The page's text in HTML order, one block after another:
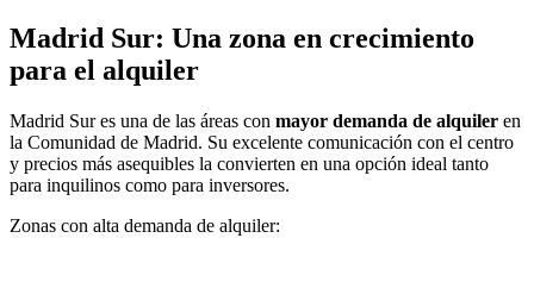
Madrid Sur: Una zona en crecimiento
para el alquiler
Madrid Sur es una de las áreas con mayor demanda de alquiler en
la Comunidad de Madrid. Su excelente comunicación con el centro
y precios más asequibles la convierten en una opción ideal tanto
para inquilinos como para inversores.
Zonas con alta demanda de alquiler: